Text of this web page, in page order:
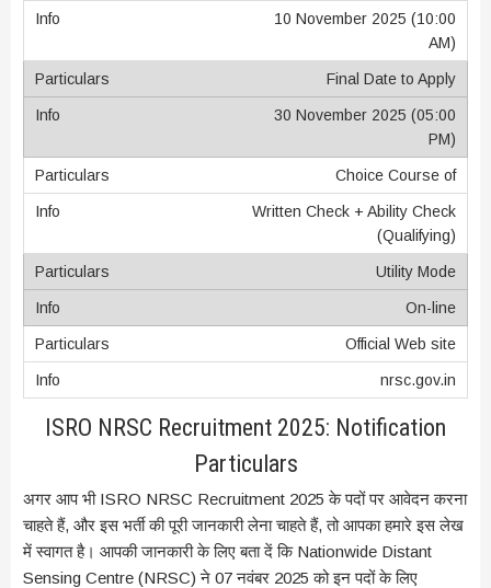
10 November 2025 (10:00
AM)
Final Date to Apply
30 November 2025 (05:00
PM)
Choice Course of
Written Check + Ability Check
(Qualifying)
Utility Mode
On-line
Official Web site
nrsc.gov.in
ISRO NRSC Recruitment 2025: Notification
Particulars
अगर आप भी ISRO NRSC Recruitment 2025 के पदों पर आवेदन करना
चाहते हैं, और इस भर्ती की पूरी जानकारी लेना चाहते हैं, तो आपका हमारे इस लेख
में स्वागत है। आपकी जानकारी के लिए बता दें कि Nationwide Distant
Sensing Centre (NRSC) ने 07 नवंबर 2025 को इन पदों के लिए